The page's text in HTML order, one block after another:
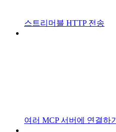
스트리머블 HTTP 전송
여러 MCP 서버에 연결하기